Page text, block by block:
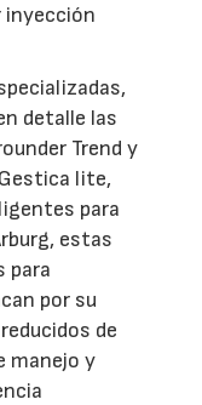
inyección
detalle las
Trend y
lite,
para
estas
para
por su
de
manejo y